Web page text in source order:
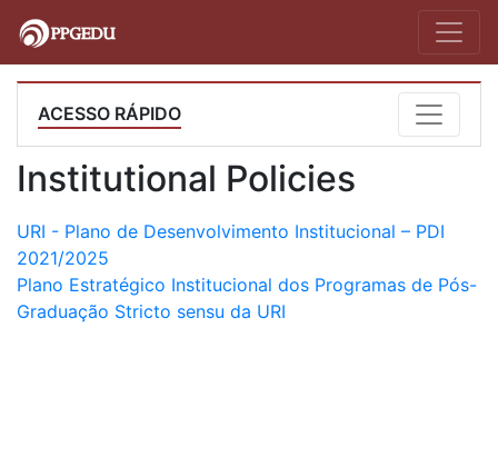
ACESSO RÁPIDO
Institutional Policies
URI - Plano de Desenvolvimento Institucional – PDI
2021/2025
Plano Estratégico Institucional dos Programas de Pós-
Graduação Stricto sensu da URI